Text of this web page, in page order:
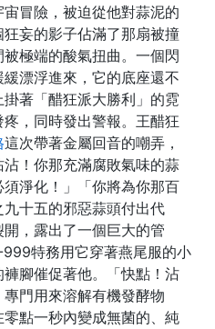
冒險，被迫從他對蒜泥的
妄的影子佔滿了那扇被撞
極端的酸氣扭曲。一個閃
漂浮進來，它的底座還不
著「醋狂派大勝利」的霓
，同時發出警報。王醋狂
這次帶著金屬回音的嘲弄，
！你那充滿腐敗氣味的蒜
淨化！」「你將為你那百
十五的邪惡蒜頭付出代
，露出了一個巨大的管
特務用它穿著燕尾服的小
腳催促著他。「快點！沾
門用來溶解有機發酵物
點一秒內變成無菌的、純